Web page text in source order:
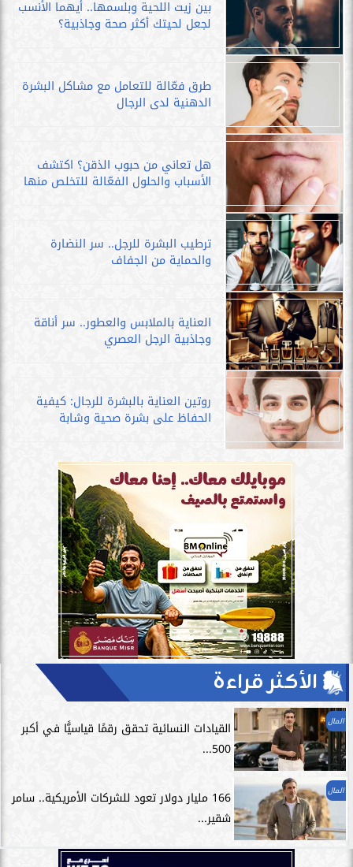
بين زيت اللحية وبلسمها.. أيهما الأنسب
لجعل لحيتك أكثر صحة وجاذبية؟
طرق فعّالة للتعامل مع مشاكل البشرة
الدهنية لدى الرجال
هل تعاني من حبوب الذقن؟ اكتشف
الأسباب والحلول الفعّالة للتخلص منها
ترطيب البشرة للرجل.. سر النضارة
والحماية من الجفاف
العناية بالملابس والعطور.. سر أناقة
وجاذبية الرجل العصري
روتين العناية بالبشرة للرجال: كيفية
الحفاظ على بشرة صحية وشابة
الأكثر قراءة
المال
القيادات النسائية تحقق رقمًا قياسيًّا في أكبر
500...
المال
166 مليار دولار تعود للشركات الأمريكية.. سامر
شقير...